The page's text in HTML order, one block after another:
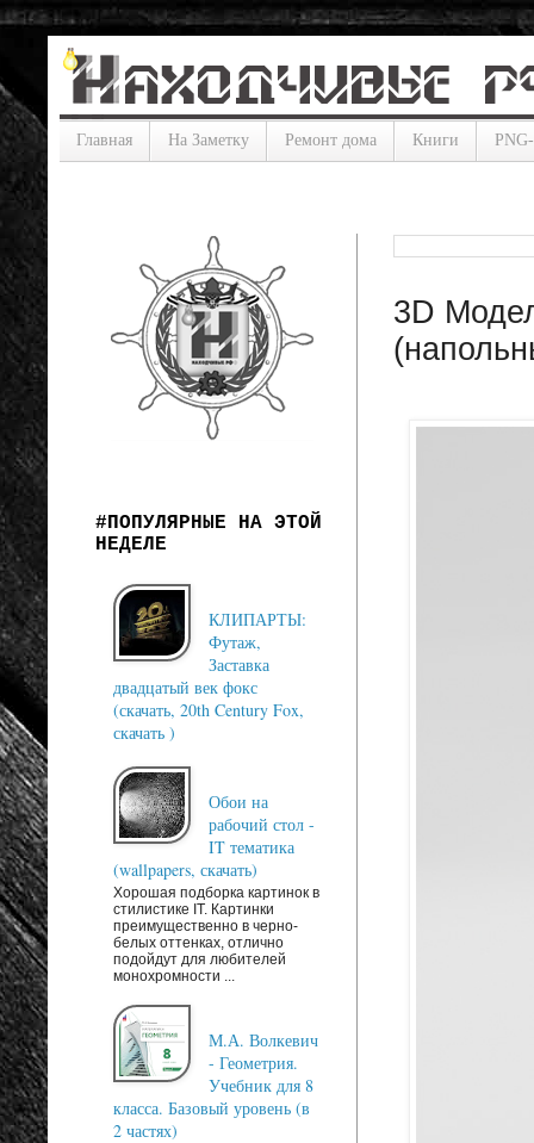
Главная На Заметку Ремонт дома Книги
3D
#ПОПУЛЯРНЫЕ НА ЭТОЙ
НЕДЕЛЕ
КЛИПАРТЫ:
Футаж,
Заставка
двадцатый век фокс
(скачать, 20th Century Fox,
скачать )
Обои на
рабочий стол -
IT тематика
(wallpapers, скачать)
Хорошая подборка картинок в
стилистике IT. Картинки
преимущественно в черно-
белых оттенках, отлично
подойдут для любителей
монохромности ...
М.А. Волкевич
- Геометрия.
Учебник для 8
класса. Базовый уровень (в
2 частях)